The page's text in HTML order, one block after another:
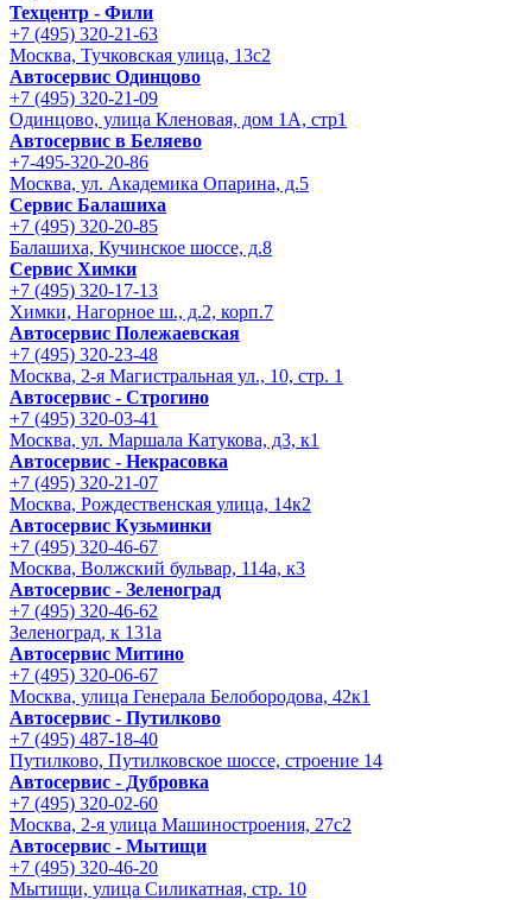
Техцентр - Фили
+7 (495) 320-21-63
Москва, Тучковская улица, 13с2
Автосервис Одинцово
+7 (495) 320-21-09
Одинцово, улица Кленовая, дом 1А, стр1
Автосервис в Беляево
+7-495-320-20-86
Москва, ул. Академика Опарина, д.5
Сервис Балашиха
+7 (495) 320-20-85
Балашиха, Кучинское шоссе, д.8
Сервис Химки
+7 (495) 320-17-13
Химки, Нагорное ш., д.2, корп.7
Автосервис Полежаевская
+7 (495) 320-23-48
Москва, 2-я Магистральная ул., 10, стр. 1
Автосервис - Строгино
+7 (495) 320-03-41
Москва, ул. Маршала Катукова, д3, к1
Автосервис - Некрасовка
+7 (495) 320-21-07
Москва, Рождественская улица, 14к2
Автосервис Кузьминки
+7 (495) 320-46-67
Москва, Волжский бульвар, 114а, к3
Автосервис - Зеленоград
+7 (495) 320-46-62
Зеленоград, к 131а
Автосервис Митино
+7 (495) 320-06-67
Москва, улица Генерала Белобородова, 42к1
Автосервис - Путилково
+7 (495) 487-18-40
Путилково, Путилковское шоссе, строение 14
Автосервис - Дубровка
+7 (495) 320-02-60
Москва, 2-я улица Машиностроения, 27с2
Автосервис - Мытищи
+7 (495) 320-46-20
Мытищи, улица Силикатная, стр. 10